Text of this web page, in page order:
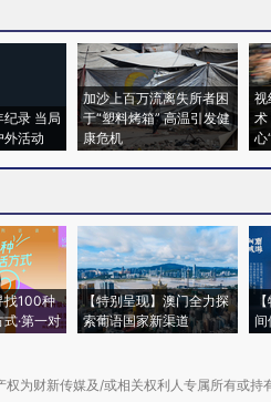
录 当局
外活动
加沙上百万流离失所者困
于“塑料烤箱” 高温引发健
康危机
视
术
心
找100种
·第一对
【特别呈现】澳门全力探
索葡语国家新渠道
间
为财新传媒及/或相关权利人专属所有或